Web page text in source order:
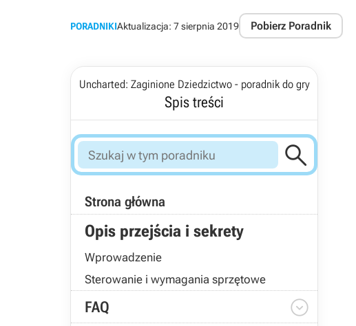
PORADNIKIAktualizacja: 7 sierpnia 2019 Pobierz Poradnik
Uncharted: Zaginione Dziedzictwo - poradnik do gry
Spis treści

Strona główna
Opis przejścia i sekrety
Wprowadzenie
Sterowanie i wymagania sprzętowe
FAQ 